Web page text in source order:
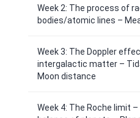
Week 2: The process of
bodies/atomic lines –
Week 3: The Doppler
intergalactic matter –
Moon distance
Week 4: The Roche limit